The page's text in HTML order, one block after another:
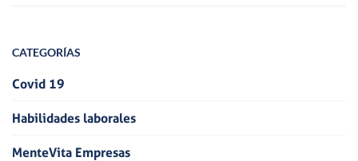
CATEGORÍAS
Covid 19
Habilidades laborales
MenteVita Empresas